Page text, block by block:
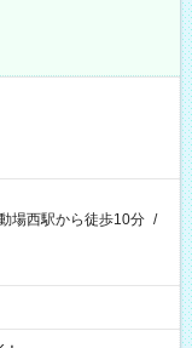
場西駅から徒歩10分 /